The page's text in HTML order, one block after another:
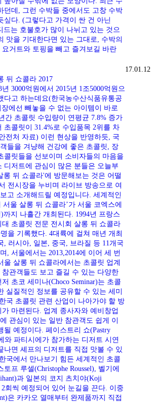
던데, 그런 수박들 중에서도 고창 수박
싶다. (그렇다고 가격이 싼 건 아닌
드는 호불호가 많이 나뉘고 있는 것으
맛을 기대한다면 있는 그대로, 수박의
거트와 토핑을 빼고 즐겨보길 바란
뒤 쇼콜라 2017
3000억원에서 2015년 1조5000억원으
다고 하는데요(한국농수산식품유통공
에선 빼놓을 수 없는 아이템이 바로
간 초콜릿 수입량이 연평균 7.8% 증가
초콜릿이 31.4%로 수입품목 2위를 차
전처 자료) 이런 현상을 반영하듯, 국
들을 겨냥해 건강에 좋은 초콜릿, 장
콜릿들을 선보이며 소비자들의 마음을
디저트에 관심이 많은 분들은 오늘부
롱 뒤 쇼콜라'에 방문해보는 것은 어떨
전시장을 누비며 라이브 방송으로 여
고 소개해드릴 예정입니다. 세계적인
울 살롱 뒤 쇼콜라’가 서울 코엑스에
까지 나흘간 개최된다. 1994년 프랑스
초콜릿 전문 전시회 살롱 뒤 쇼콜라
을 기록했다. 4대륙에 걸쳐 매년 개최
, 러시아, 일본, 중국, 브라질 등 11개국
, 서울에서는 2013,2014에 이어 세 번
울 살롱 뒤 쇼콜라에서는 초콜릿 업계
관객들도 보고 즐길 수 있는 다양한
초코 세미나(Choco Seminar)는 초콜
실질적인 정보를 공유할 수 있는 세미
국 초콜릿 관련 산업이 나아가야 할 방
마련된다. 업계 종사자와 예비창업
관심이 있는 일반 참관객도 쉽게 이
될 예정이다. 페이스트리 쇼(Pastry
와 파티시에가 참가하는 디저트 시연
나면 셰프의 디저트를 직접 맛볼 수 있
국에서 만나보기 힘든 세계적인 초콜
프 루셀(Christophe Roussel), 벨기에
과 일본의 코지 츠치야(Koji
회씩 예정되어 있어 눈길을 끈다. 이중
은 카카오 열매부터 완제품까지 직접
17.01.12